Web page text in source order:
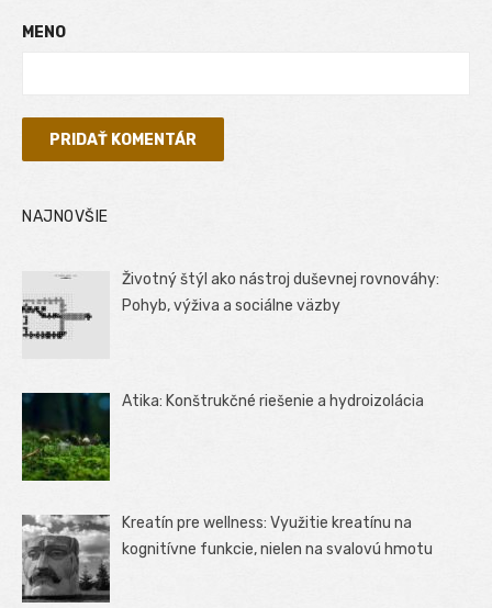
MENO
NAJNOVŠIE
Životný štýl ako nástroj duševnej rovnováhy:
Pohyb, výživa a sociálne väzby
Atika: Konštrukčné riešenie a hydroizolácia
Kreatín pre wellness: Využitie kreatínu na
kognitívne funkcie, nielen na svalovú hmotu